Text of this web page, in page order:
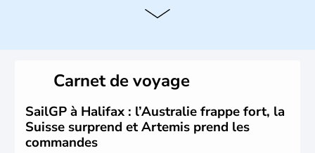
est une province francophone du
80 % desQuébécois. L’aéronautique, les
biotechnologies, l’industrie pharmaceutique, le génie
conseil constituent ses pôles essentiels d’activité.
Carnet de voyage
SailGP à Halifax : l’Australie frappe fort, la
Suisse surprend et Artemis prend les
commandes